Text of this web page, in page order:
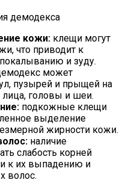
кожи: клещи могут
что приводит к
и зуду.
может
пузырей и прыщей на
лица, головы и шеи.
подкожные клещи
выделение
жирности кожи.
наличие
слабость корней
к их выпадению и
волос.